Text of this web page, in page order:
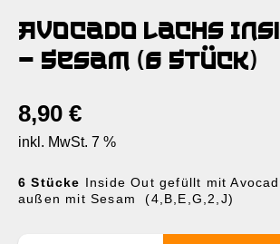
Avocado Lachs
– Sesam (6 Stück)
8,90 €
inkl. MwSt. 7 %
6 Stücke Inside Out gefüllt mit
außen mit Sesam (4,B,E,G,2,J)